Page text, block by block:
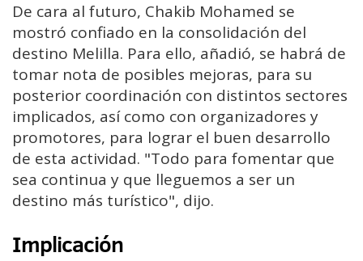
De cara al futuro, Chakib Mohamed se
mostró confiado en la consolidación del
destino Melilla. Para ello, añadió, se habrá de
tomar nota de posibles mejoras, para su
posterior coordinación con distintos sectores
implicados, así como con organizadores y
promotores, para lograr el buen desarrollo
de esta actividad. "Todo para fomentar que
sea continua y que lleguemos a ser un
destino más turístico", dijo.
Implicación